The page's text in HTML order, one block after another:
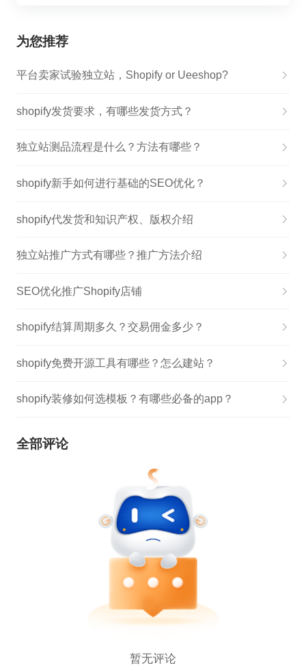
为您推荐
平台卖家试验独立站，Shopify or Ueeshop?
shopify发货要求，有哪些发货方式？
独立站测品流程是什么？方法有哪些？
shopify新手如何进行基础的SEO优化？
shopify代发货和知识产权、版权介绍
独立站推广方式有哪些？推广方法介绍
SEO优化推广Shopify店铺
shopify结算周期多久？交易佣金多少？
shopify免费开源工具有哪些？怎么建站？
shopify装修如何选模板？有哪些必备的app？
全部评论
暂无评论